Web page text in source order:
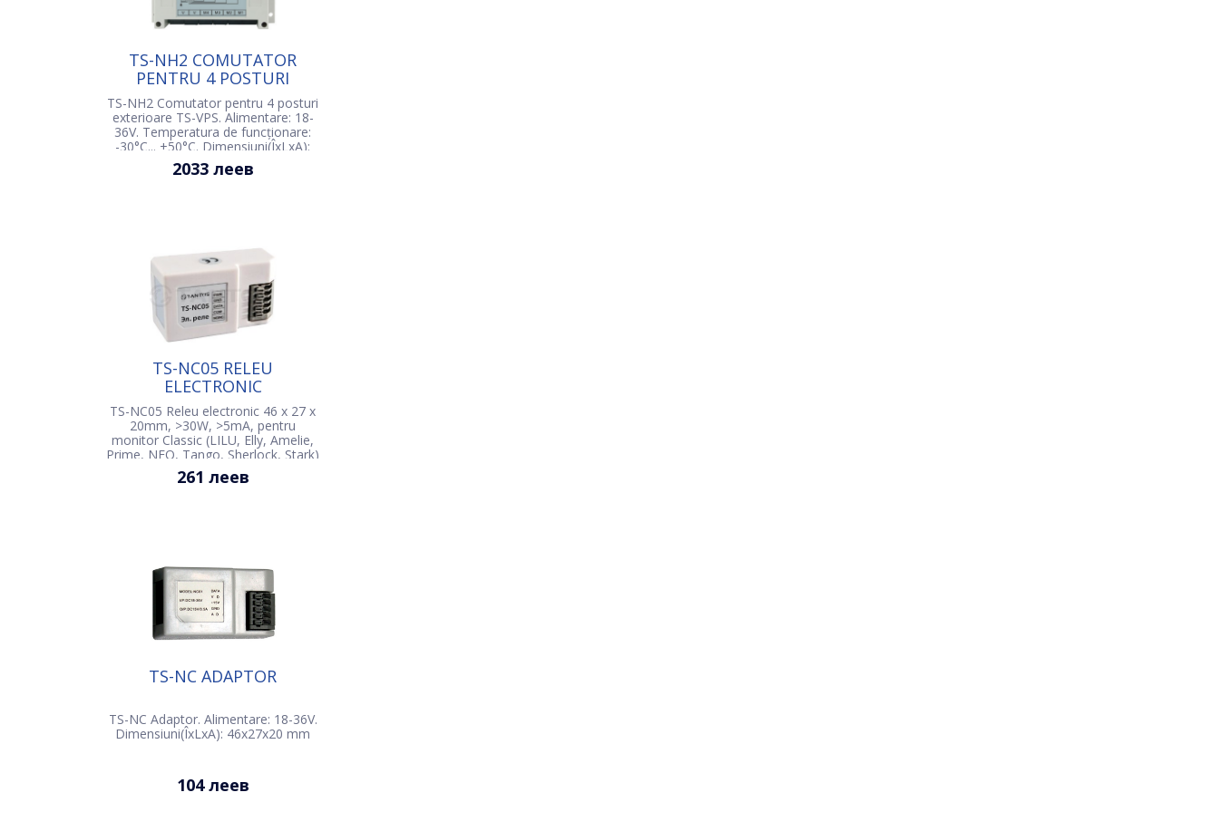
TS-NH2 COMUTATOR
PENTRU 4 POSTURI
EXTERIOARE TS-VPS
TS-NH2 Comutator pentru 4 posturi
exterioare TS-VPS. Alimentare: 18-
36V. Temperatura de funcționare:
-30°С... +50°С. Dimensiuni(ÎxLxA):
145х90х40 mm
2033 леев
TS-NC05 RELEU
ELECTRONIC
TS-NC05 Releu electronic 46 х 27 х
20mm, >30W, >5mA, pentru
monitor Classic (LILU, Elly, Amelie,
Prime, NEO, Tango, Sherlock, Stark)
261 леев
TS-NC ADAPTOR
TS-NC Adaptor. Alimentare: 18-36V.
Dimensiuni(ÎxLxA): 46х27х20 mm
104 леев